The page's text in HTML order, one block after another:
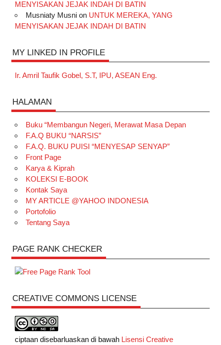
MENYISAKAN JEJAK INDAH DI BATIN
Musniaty Musnion UNTUK MEREKA, YANG
MENYISAKAN JEJAK INDAH DI BATIN
MY LINKED IN PROFILE
Ir. Amril Taufik Gobel, S.T, IPU, ASEAN Eng.
HALAMAN
Buku “Membangun Negeri, Merawat Masa Depan
F.A.Q BUKU “NARSIS”
F.A.Q. BUKU PUISI “MENYESAP SENYAP”
Front Page
Karya & Kiprah
KOLEKSI E-BOOK
Kontak Saya
MY ARTICLE @YAHOO INDONESIA
Portofolio
Tentang Saya
PAGE RANK CHECKER
CREATIVE COMMONS LICENSE
ciptaan disebarluaskan di bawah Lisensi Creative